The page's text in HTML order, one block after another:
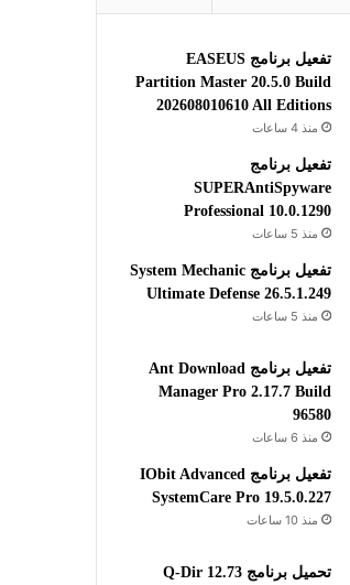
تفعيل برنامج EASEUS
Partition Master 20.5.0 Build
202608010610 All Editions
منذ 4 ساعات
تفعيل برنامج
SUPERAntiSpyware
Professional 10.0.1290
منذ 5 ساعات
تفعيل برنامج System Mechanic
Ultimate Defense 26.5.1.249
منذ 5 ساعات
تفعيل برنامج Ant Download
Manager Pro 2.17.7 Build
96580
منذ 6 ساعات
تفعيل برنامج IObit Advanced
SystemCare Pro 19.5.0.227
منذ 10 ساعات
تحميل برنامج Q-Dir 12.73